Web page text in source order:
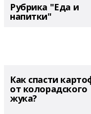
Рубрика "Еда и
напитки"
Как спасти
от колорадского
жука?